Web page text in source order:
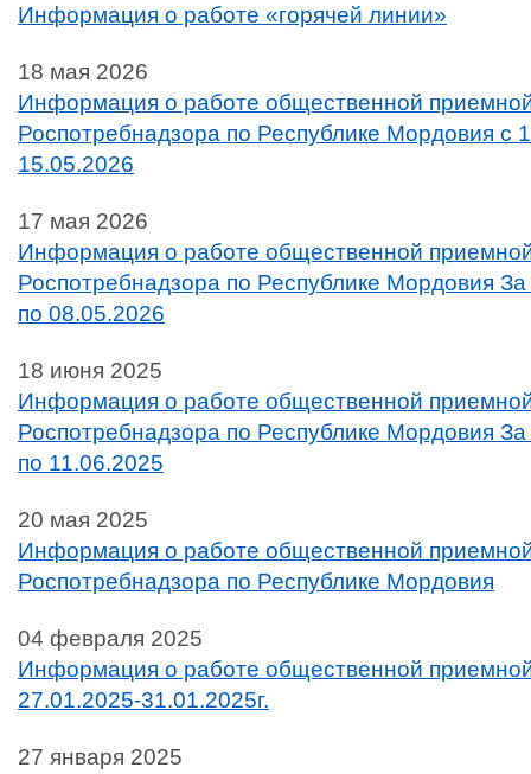
Информация о работе «горячей линии»
18 мая 2026
Информация о работе общественной
Роспотребнадзора по Республике Мордовия с
15.05.2026
17 мая 2026
Информация о работе общественной
Роспотребнадзора по Республике Мордовия
по 08.05.2026
18 июня 2025
Информация о работе общественной
Роспотребнадзора по Республике Мордовия
по 11.06.2025
20 мая 2025
Информация о работе общественной
Роспотребнадзора по Республике Мордовия
04 февраля 2025
Информация о работе общественной
27.01.2025-31.01.2025г.
27 января 2025